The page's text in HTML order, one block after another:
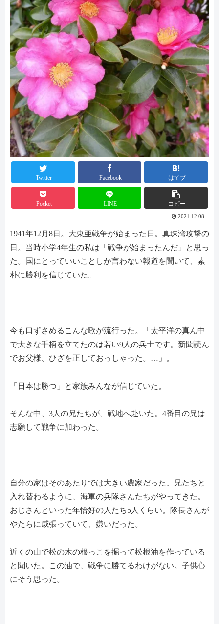
Twitter Facebook はてブ
Pocket LINE コピー
2021.12.08
1941年12月8日。大東亜戦争が始まった日。真珠湾攻撃の
日。当時小学4年生の私は「戦争が始まったんだ」と思っ
た。国にとっていいことしか言わない報道を聞いて、素
朴に勝利を信じていた。
今も口ずさめるこんな歌が流行った。「太平洋の真ん中
で大きな手柄を立てたのは若い9人の兵士です。新聞読ん
でお父様、ひざを正しておっしゃった。…」。
「日本は勝つ」と家族みんなが信じていた。
そんな中、3人の兄たちが、戦地へ赴いた。4番目の兄は
志願して戦争に加わった。
自分の家はそのあたりでは大きい農家だった。兄たちと
入れ替わるように、海軍の兵隊さんたちがやってきた。
おじさんといった年恰好の人たち5人くらい。隊長さんが
やたらに威張っていて、嫌いだった。
近くの山で松の木の根っこを掘って松根油を作っている
と聞いた。この油で、戦争に勝てるわけがない。子供心
にそう思った。